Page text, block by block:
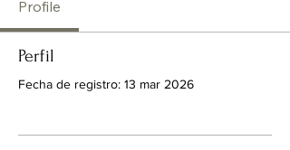
Profile
Perfil
Fecha de registro: 13 mar 2026